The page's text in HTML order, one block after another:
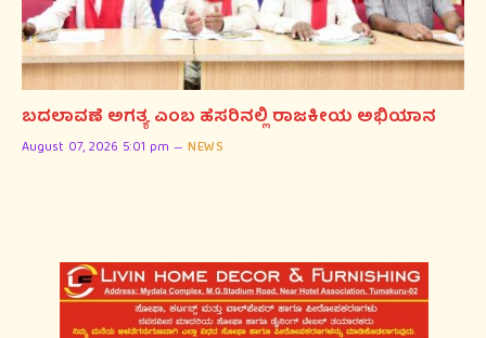
ಬದಲಾವಣೆ ಅಗತ್ಯ ಎಂಬ ಹೆಸರಿನಲ್ಲಿ ರಾಜಕೀಯ ಅಭಿಯಾನ
August 07, 2026 5:01 pm NEWS